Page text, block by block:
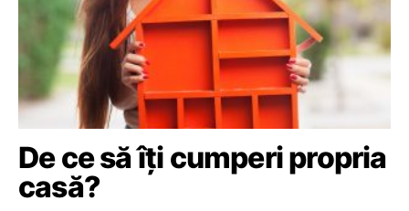
De ce să îți cumperi propria
casă?